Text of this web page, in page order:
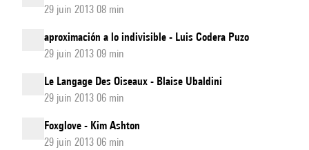
29 juin 2013 08 min
aproximación a lo indivisible - Luis Codera Puzo
29 juin 2013 09 min
Le Langage Des Oiseaux - Blaise Ubaldini
29 juin 2013 06 min
Foxglove - Kim Ashton
29 juin 2013 06 min